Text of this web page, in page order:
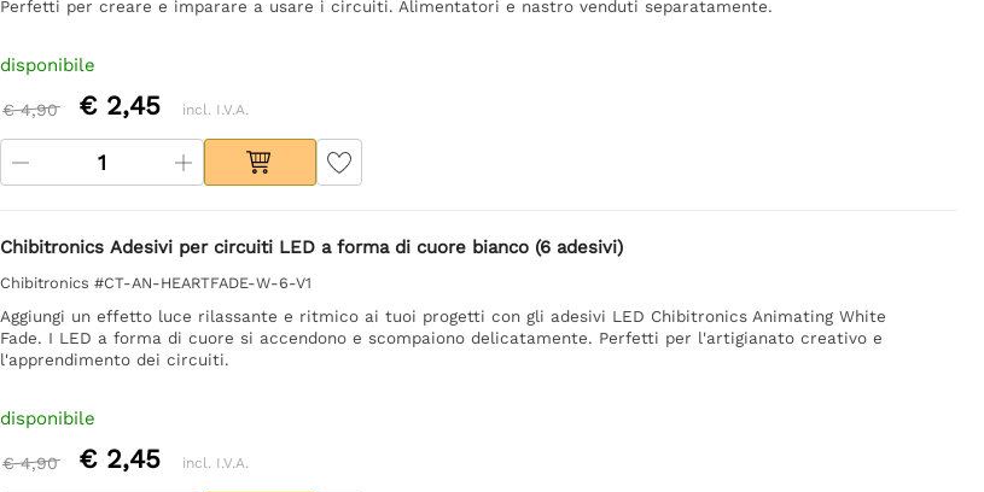
Perfetti per creare e imparare a usare i circuiti. Alimentatori e nastro venduti separatamente.
disponibile
€ 4,90 € 2,45 incl. I.V.A.
Chibitronics Adesivi per circuiti LED a forma di cuore bianco (6 adesivi)
Chibitronics #CT-AN-HEARTFADE-W-6-V1
Aggiungi un effetto luce rilassante e ritmico ai tuoi progetti con gli adesivi LED Chibitronics Animating White
Fade. I LED a forma di cuore si accendono e scompaiono delicatamente. Perfetti per l'artigianato creativo e
l'apprendimento dei circuiti.
disponibile
€ 4,90 € 2,45 incl. I.V.A.